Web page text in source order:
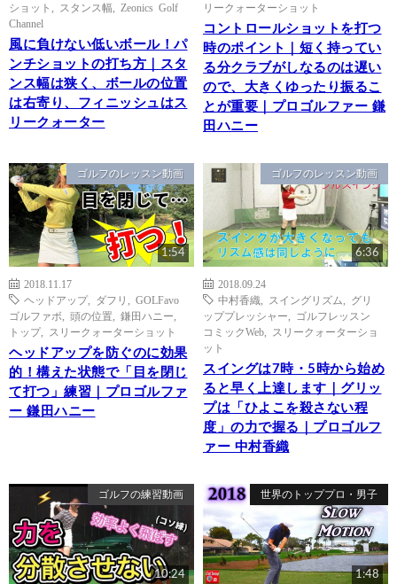
ショット
スタンス幅
Zeonics Golf
Channel
風に負けない低いボール！パ
ンチショットの打ち方｜スタ
ンス幅は狭く、ボールの位置
は右寄り、フィニッシュはス
リークォーター
リークォーターショット
コントロールショットを打つ
時のポイント｜短く持ってい
る分クラブがしなるのは遅い
ので、大きくゆったり振るこ
とが重要｜プロゴルファー 鎌
田ハニー
ゴルフのレッスン動画
1:54
2018.11.17
ヘッドアップ, ダフリ
GOLFavo
ゴルファボ
頭の位置 鎌田ハニー
トップ, スリークォーターショット
ヘッドアップを防ぐのに効果
的！構えた状態で「目を閉じ
て打つ」練習｜プロゴルファ
ー 鎌田ハニー
ゴルフのレッスン動画
6:36
2018.09.24
中村香織
スイングリズム
グリ
ッププレッシャー
ゴルフレッスン
コミックWeb
スリークォーターショ
ット
スイングは7時・5時から始め
ると早く上達します｜グリッ
プは「ひよこを殺さない程
度」の力で握る｜プロゴルフ
ァー 中村香織
ゴルフの練習動画
10:24
世界のトッププロ・男子
1:48